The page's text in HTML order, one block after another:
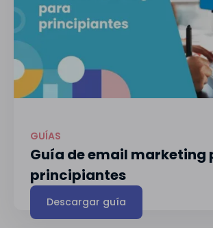
GUÍAS
Guía de email marketing
principiantes
Descargar guía